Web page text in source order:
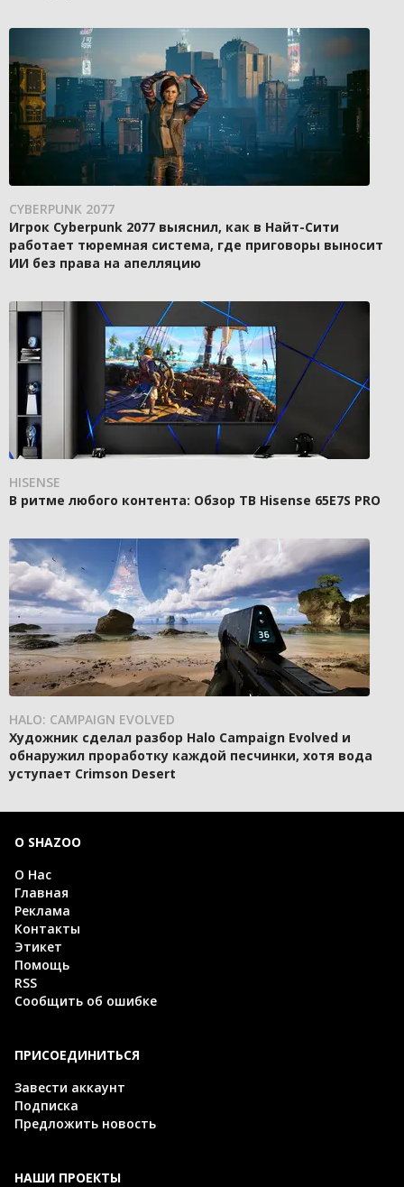
CYBERPUNK 2077
Игрок Cyberpunk 2077 выяснил, как в Найт-Сити
работает тюремная система, где приговоры выносит
ИИ без права на апелляцию
HISENSE
В ритме любого контента: Обзор ТВ Hisense 65E7S PRO
HALO: CAMPAIGN EVOLVED
Художник сделал разбор Halo Campaign Evolved и
обнаружил проработку каждой песчинки, хотя вода
уступает Crimson Desert
О SHAZOO
О Нас
Главная
Реклама
Контакты
Этикет
Помощь
RSS
Сообщить об ошибке
ПРИСОЕДИНИТЬСЯ
Завести аккаунт
Подписка
Предложить новость
НАШИ ПРОЕКТЫ